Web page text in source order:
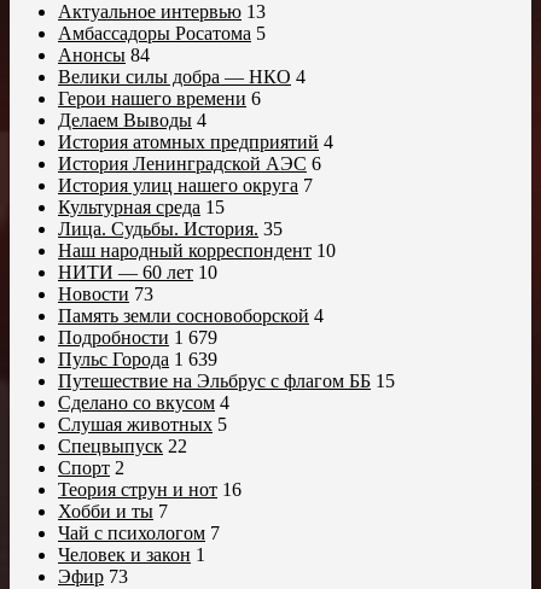
Актуальное интервью 13
Амбассадоры Росатома 5
Анонсы 84
Велики силы добра — НКО 4
Герои нашего времени 6
Делаем Выводы 4
История атомных предприятий 4
История Ленинградской АЭС 6
История улиц нашего округа 7
Культурная среда 15
Лица. Судьбы. История. 35
Наш народный корреспондент 10
НИТИ — 60 лет 10
Новости 73
Память земли сосновоборской 4
Подробности 1 679
Пульс Города 1 639
Путешествие на Эльбрус с флагом ББ 15
Сделано со вкусом 4
Слушая животных 5
Спецвыпуск 22
Спорт 2
Теория струн и нот 16
Хобби и ты 7
Чай с психологом 7
Человек и закон 1
Эфир 73